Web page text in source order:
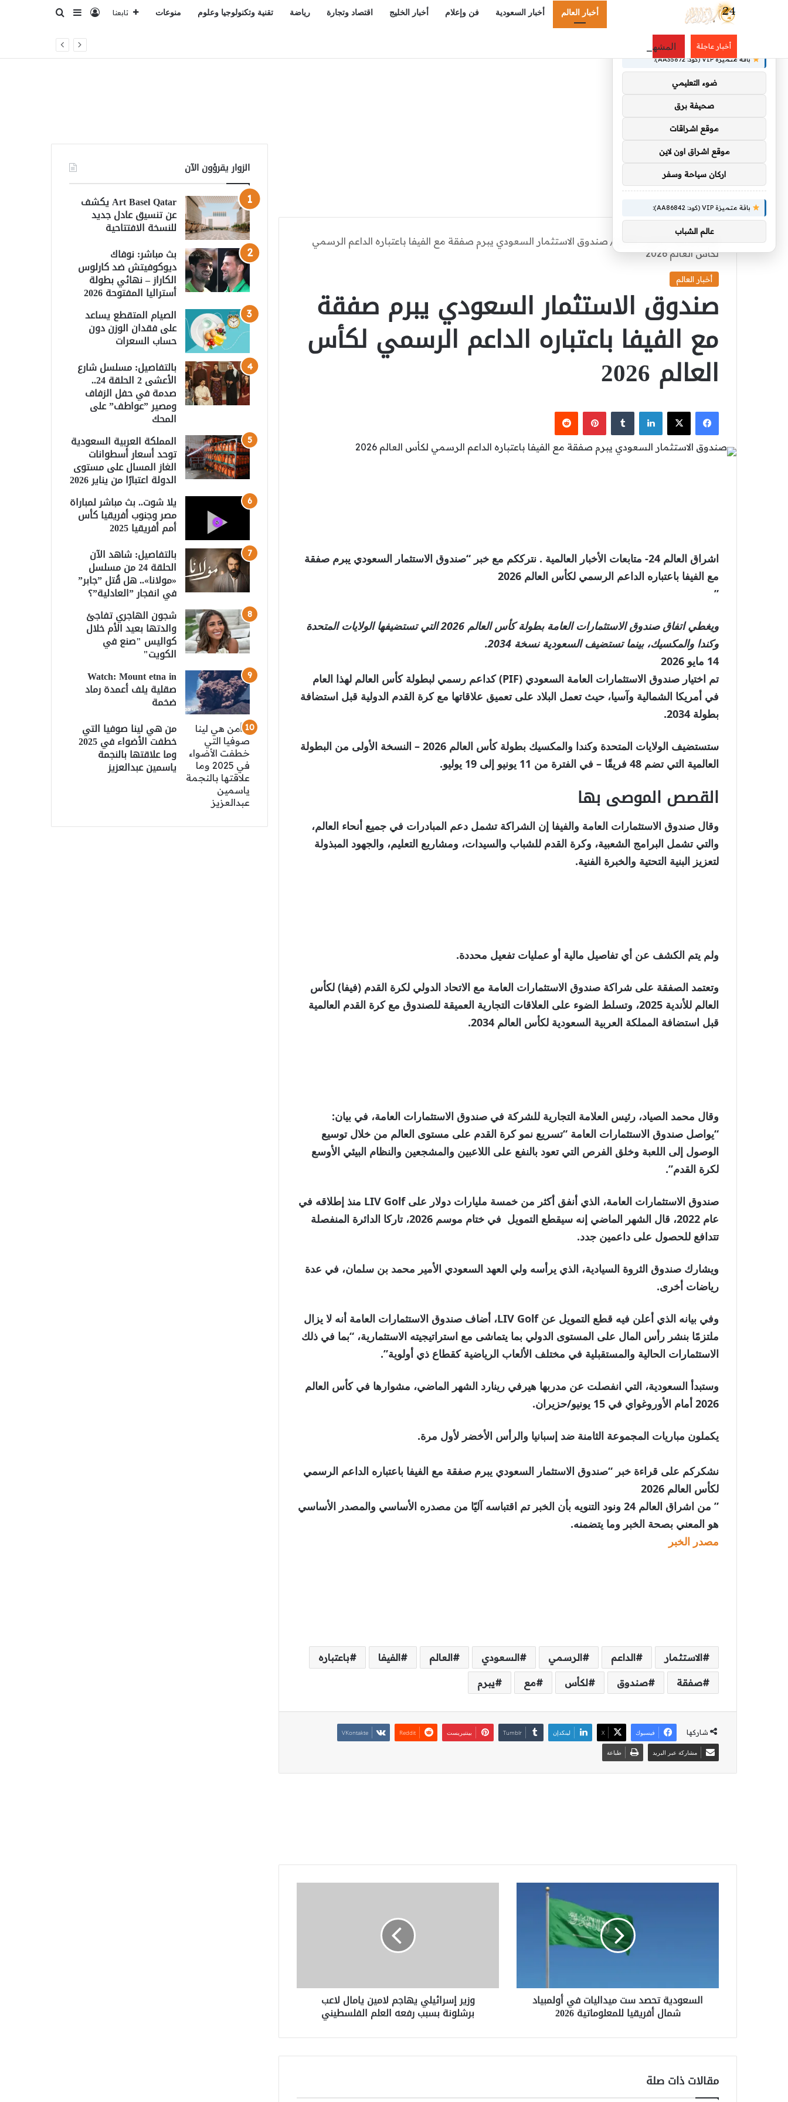
أخبار العالم أخبار السعودية فن وإعلام أخبار الخليج اقتصاد وتجارة رياضة تقنية وتكنولوجيا وعلوم منوعات تابعنا تسجيل الدخول
إضافة عمود
بحث عن
أخبار عاجلة المشهد الرياضي – اتحاد كأس الخليج يعلن جدول مباريات خليجي 27.. السعودية تواجه الكويت واليمن في مجموعة قوية
الرئيسية/أخبار العالم / صندوق الاستثمار السعودي يبرم صفقة مع الفيفا باعتباره الداعم الرسمي
لكأس العالم 2026
أخبار العالم
صندوق الاستثمار السعودي يبرم صفقة
مع الفيفا باعتباره الداعم الرسمي لكأس
العالم 2026
فيسبوك
‫X لينكدإن بينتيريست
اشراق العالم 24- متابعات الأخبار العالمية . نترككم مع خبر “صندوق الاستثمار السعودي يبرم صفقة
مع الفيفا باعتباره الداعم الرسمي لكأس العالم 2026
”
ويغطي اتفاق صندوق الاستثمارات العامة بطولة كأس العالم 2026 التي تستضيفها الولايات المتحدة
وكندا والمكسيك، بينما تستضيف السعودية نسخة 2034.
نُشرت
في
14
مايو
14 مايو 2026
تم اختيار صندوق الاستثمارات العامة السعودي (PIF) كداعم رسمي لبطولة كأس العالم لهذا العام
في أمريكا الشمالية وآسيا، حيث تعمل البلاد على تعميق علاقاتها مع كرة القدم الدولية قبل استضافة
بطولة 2034.
ستستضيف الولايات المتحدة وكندا والمكسيك بطولة كأس العالم 2026 – النسخة الأولى من البطولة
العالمية التي تضم 48 فريقًا – في الفترة من 11 يونيو إلى 19 يوليو.
القصص الموصى بها
قائمة
من
4
نهاية
القائمة
وقال صندوق الاستثمارات العامة والفيفا إن الشراكة تشمل دعم المبادرات في جميع أنحاء العالم،
والتي تشمل البرامج الشعبية، وكرة القدم للشباب والسيدات، ومشاريع التعليم، والجهود المبذولة
لتعزيز البنية التحتية والخبرة الفنية.
ولم يتم الكشف عن أي تفاصيل مالية أو عمليات تفعيل محددة.
وتعتمد الصفقة على شراكة صندوق الاستثمارات العامة مع الاتحاد الدولي لكرة القدم (فيفا) لكأس
العالم للأندية 2025، وتسلط الضوء على العلاقات التجارية العميقة للصندوق مع كرة القدم العالمية
قبل استضافة المملكة العربية السعودية لكأس العالم 2034.
وقال محمد الصياد، رئيس العلامة التجارية للشركة في صندوق الاستثمارات العامة، في بيان:
“يواصل صندوق الاستثمارات العامة “تسريع نمو كرة القدم على مستوى العالم من خلال توسيع
الوصول إلى اللعبة وخلق الفرص التي تعود بالنفع على اللاعبين والمشجعين والنظام البيئي الأوسع
لكرة القدم”.
صندوق الاستثمارات العامة، الذي أنفق أكثر من خمسة مليارات دولار على LIV Golf منذ إطلاقه في
عام 2022، قال الشهر الماضي إنه سيقطع التمويل ⁠ في ختام موسم 2026، تاركا الدائرة المنفصلة
تتدافع للحصول على داعمين جدد.
ويشارك صندوق الثروة السيادية، الذي يرأسه ولي العهد السعودي الأمير محمد بن سلمان، في عدة
رياضات أخرى.
وفي بيانه الذي أعلن فيه قطع التمويل عن LIV Golf، أضاف صندوق الاستثمارات العامة أنه لا يزال
ملتزمًا بنشر رأس المال على المستوى الدولي بما يتماشى مع استراتيجيته الاستثمارية، “بما في ذلك
الاستثمارات الحالية والمستقبلية في مختلف الألعاب الرياضية كقطاع ذي أولوية”.
وستبدأ السعودية، التي انفصلت عن مدربها هيرفي رينارد الشهر الماضي، مشوارها في كأس العالم
2026 أمام الأوروغواي في 15 يونيو/حزيران.
يكملون مباريات المجموعة الثامنة ضد إسبانيا والرأس الأخضر لأول مرة.
نشكركم على قراءة خبر “صندوق الاستثمار السعودي يبرم صفقة مع الفيفا باعتباره الداعم الرسمي
لكأس العالم 2026
” من اشراق العالم 24 ونود التنويه بأن الخبر تم اقتباسه آليًا من مصدره الأساسي والمصدر الأساسي
هو المعني بصحة الخبر وما يتضمنه.
مصدر الخبر
الاستثمار الداعم الرسمي السعودي العالم الفيفا باعتباره
صفقة صندوق لكأس مع يبرم
شاركها فيسبوك ‫X لينكدإن بينتيريست
مشاركة عبر البريد طباعة
للمعلوماتية
2026السعودية تحصد ست ميداليات في أولمبياد
شمال أفريقيا للمعلوماتية 2026
رفعه
الفلسطيني
وزير إسرائيلي يهاجم لامين يامال لاعب
برشلونة بسبب رفعه العلم الفلسطيني
مقالات ذات صلة
الزوار يقرؤون الآن
Art Basel Qatar يكشف
عن تنسيق عادل جديد
للنسخة الافتتاحية
بث مباشر: نوفاك
ديوكوفيتش ضد كارلوس
الكاراز – نهائي بطولة
أستراليا المفتوحة 2026
الصيام المتقطع يساعد
على فقدان الوزن دون
حساب السعرات
بالتفاصيل: مسلسل شارع
الأعشى 2 الحلقة 24..
صدمة في حفل الزفاف
ومصير ”عواطف” على
المحك
المملكة العربية السعودية
توحد أسعار أسطوانات
الغاز المسال على مستوى
الدولة اعتبارًا من يناير 2026
يلا شوت.. بث مباشر لمباراة
مصر وجنوب أفريقيا كأس
أمم أفريقيا 2025
بالتفاصيل: شاهد الآن
الحلقة 24 من مسلسل
«مولانا».. هل قُتل ”جابر”
في انفجار ”العادلية”؟
شجون الهاجري تفاجئ
والدتها بعيد الأم خلال
كواليس "صنع في
الكويت"
Watch: Mount etna in
صقلية يلف أعمدة رماد
ضخمة
من هي لينا صوفيا التي
خطفت الأضواء في 2025
وما علاقتها بالنجمة
ياسمين عبدالعزيز
باقة متميزة VIP (كود: AA35872):
ضوء التعليمي
صحيفة برق
موقع اشراقات
موقع اشراق اون لاين
اركان سياحة وسفر
باقة متميزة VIP (كود: AA86842):
عالم الشباب